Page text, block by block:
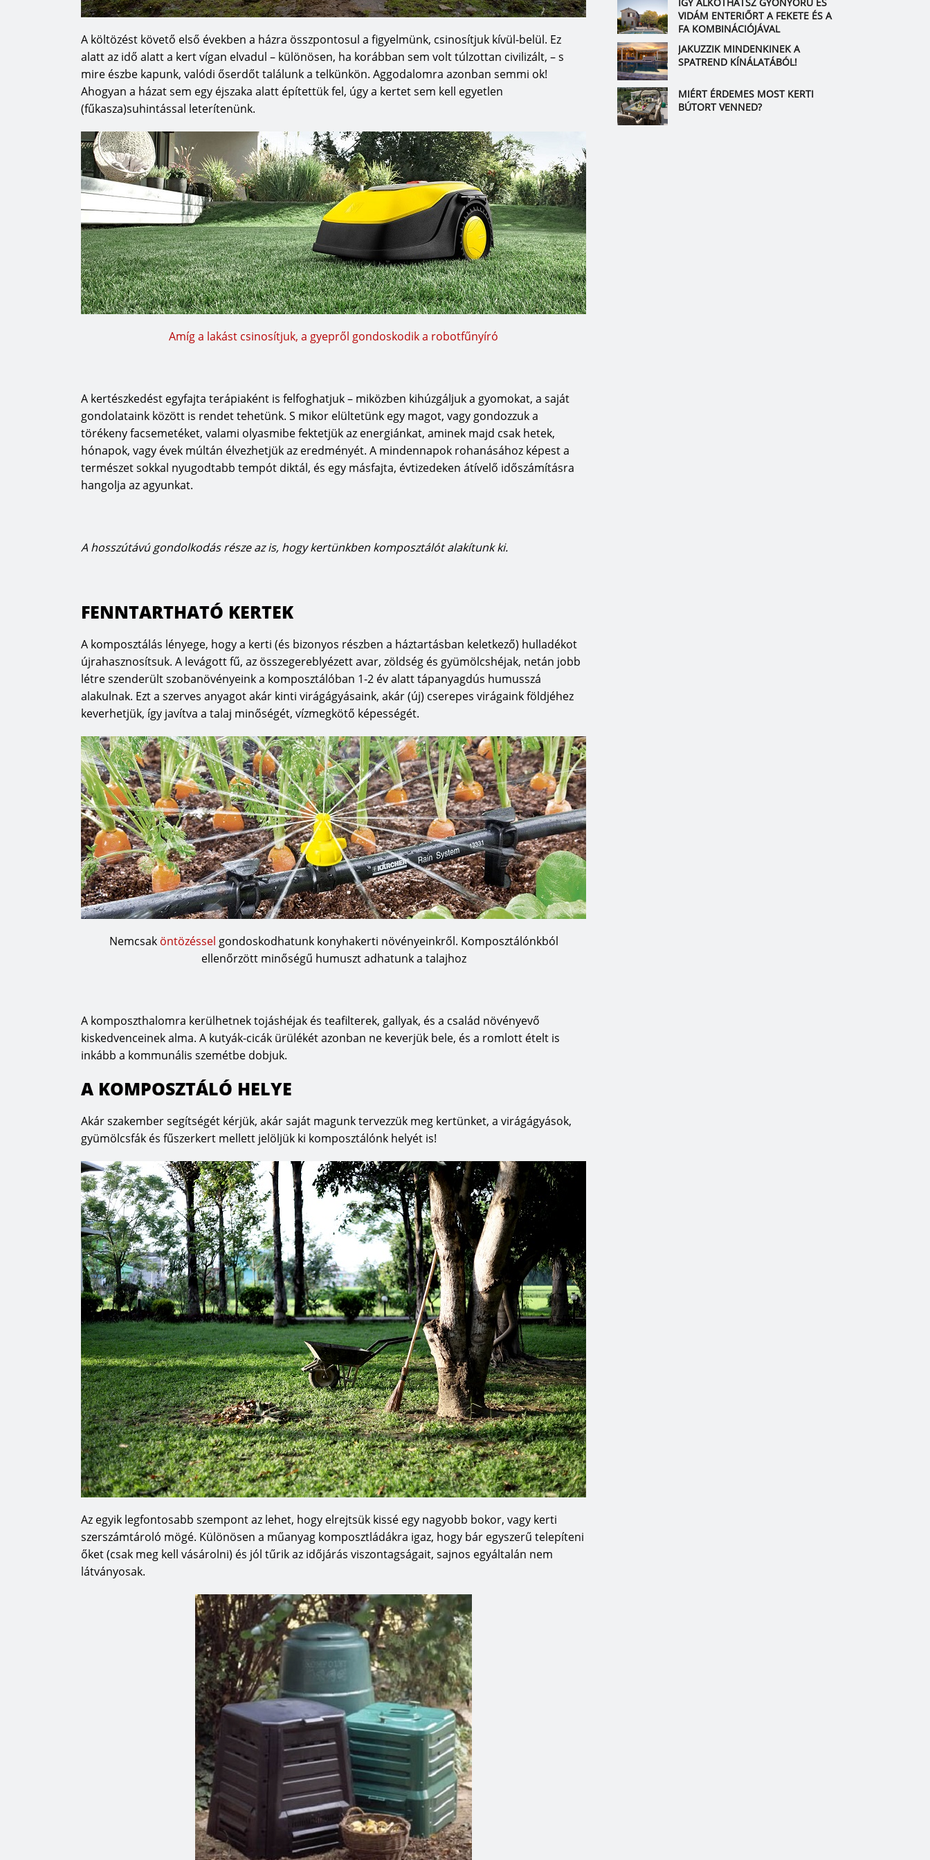
A költözést követő első években a házra összpontosul a figyelmünk, csinosítjuk kívül-belül. Ez
alatt az idő alatt a kert vígan elvadul – különösen, ha korábban sem volt túlzottan civilizált, – s
mire észbe kapunk, valódi őserdőt találunk a telkünkön. Aggodalomra azonban semmi ok!
Ahogyan a házat sem egy éjszaka alatt építettük fel, úgy a kertet sem kell egyetlen
(fűkasza)suhintással leterítenünk.
Amíg a lakást csinosítjuk, a gyepről gondoskodik a robotfűnyíró
A kertészkedést egyfajta terápiaként is felfoghatjuk – miközben kihúzgáljuk a gyomokat, a saját
gondolataink között is rendet tehetünk. S mikor elültetünk egy magot, vagy gondozzuk a
törékeny facsemetéket, valami olyasmibe fektetjük az energiánkat, aminek majd csak hetek,
hónapok, vagy évek múltán élvezhetjük az eredményét. A mindennapok rohanásához képest a
természet sokkal nyugodtabb tempót diktál, és egy másfajta, évtizedeken átívelő időszámításra
hangolja az agyunkat.
A hosszútávú gondolkodás része az is, hogy kertünkben komposztálót alakítunk ki.
FENNTARTHATÓ KERTEK
A komposztálás lényege, hogy a kerti (és bizonyos részben a háztartásban keletkező) hulladékot
újrahasznosítsuk. A levágott fű, az összegereblyézett avar, zöldség és gyümölcshéjak, netán jobb
létre szenderült szobanövényeink a komposztálóban 1-2 év alatt tápanyagdús humusszá
alakulnak. Ezt a szerves anyagot akár kinti virágágyásaink, akár (új) cserepes virágaink földjéhez
keverhetjük, így javítva a talaj minőségét, vízmegkötő képességét.
Nemcsak öntözéssel gondoskodhatunk konyhakerti növényeinkről. Komposztálónkból
ellenőrzött minőségű humuszt adhatunk a talajhoz
A komposzthalomra kerülhetnek tojáshéjak és teafilterek, gallyak, és a család növényevő
kiskedvenceinek alma. A kutyák-cicák ürülékét azonban ne keverjük bele, és a romlott ételt is
inkább a kommunális szemétbe dobjuk.
A KOMPOSZTÁLÓ HELYE
Akár szakember segítségét kérjük, akár saját magunk tervezzük meg kertünket, a virágágyások,
gyümölcsfák és fűszerkert mellett jelöljük ki komposztálónk helyét is!
Az egyik legfontosabb szempont az lehet, hogy elrejtsük kissé egy nagyobb bokor, vagy kerti
szerszámtároló mögé. Különösen a műanyag komposztládákra igaz, hogy bár egyszerű telepíteni
őket (csak meg kell vásárolni) és jól tűrik az időjárás viszontagságait, sajnos egyáltalán nem
látványosak.
VIDÁM ENTERIŐRT A FEKETE ÉS A
FA KOMBINÁCIÓJÁVAL
JAKUZZIK MINDENKINEK A
SPATREND KÍNÁLATÁBÓL!
MIÉRT ÉRDEMES MOST KERTI
BÚTORT VENNED?